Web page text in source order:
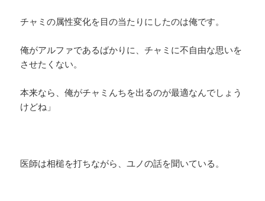
チャミの属性変化を目の当たりにしたのは俺です。
俺がアルファであるばかりに、チャミに不自由な思いを
させたくない。
本来なら、俺がチャミんちを出るのが最適なんでしょう
けどね」
医師は相槌を打ちながら、ユノの話を聞いている。